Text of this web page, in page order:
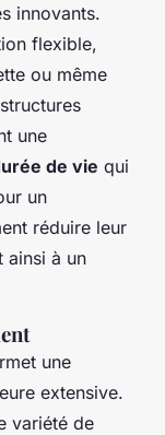
innovants.
flexible,
ou même
une
de vie qui
un
réduire leur
ainsi à un
une
extensive.
variété de